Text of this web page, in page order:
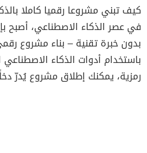
كيف تبني مشروعا رقميا كاملا
في عصر الذكاء الاصطناعي،
بدون خبرة تقنية – بناء مشروع
باستخدام أدوات الذكاء الاصطناعي
رمزية، يمكنك إطلاق مشروع يُدرّ